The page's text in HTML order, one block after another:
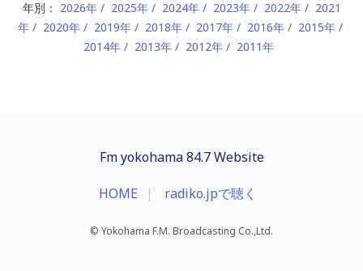
年別： 2026年 2025年 2024年 2023年 2022年
2021
年
2020年 2019年 2018年 2017年 2016年
2015年
2014年
2013年 2012年 2011年
Fm yokohama 84.7 Website
HOME radiko.jpで聴く
© Yokohama F.M. Broadcasting Co.,Ltd.